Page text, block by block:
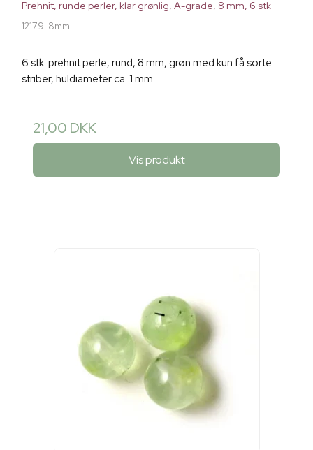
Prehnit, runde perler, klar grønlig, A-grade, 8 mm, 6 stk
12179-8mm
6 stk. prehnit perle, rund, 8 mm, grøn med kun få sorte
striber, huldiameter ca. 1 mm.
21,00 DKK
Vis produkt